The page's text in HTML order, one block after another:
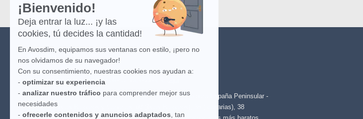
¡Bienvenido!
Deja entrar la luz... ¡y las
cookies, tú decides la cantidad!
En Avosdim, equipamos sus ventanas con estilo, ¡pero no
nos olvidamos de su navegador!
Con su consentimiento, nuestras cookies nos ayudan a:
- optimizar su experiencia
- analizar nuestro tráfico para comprender mejor sus
necesidades
- ofrecerle contenidos y anuncios adaptados , tan
AVOSDIM
(*) Ver las condiciones de la oferta haciendo clic
(**) Entrega gratuita para todo pedido a partir de 100€ sólo para España Peninsular -
no incluye Islas Baleares y Canarias: 07 (Islas Baleares), 35 ( canarias), 38